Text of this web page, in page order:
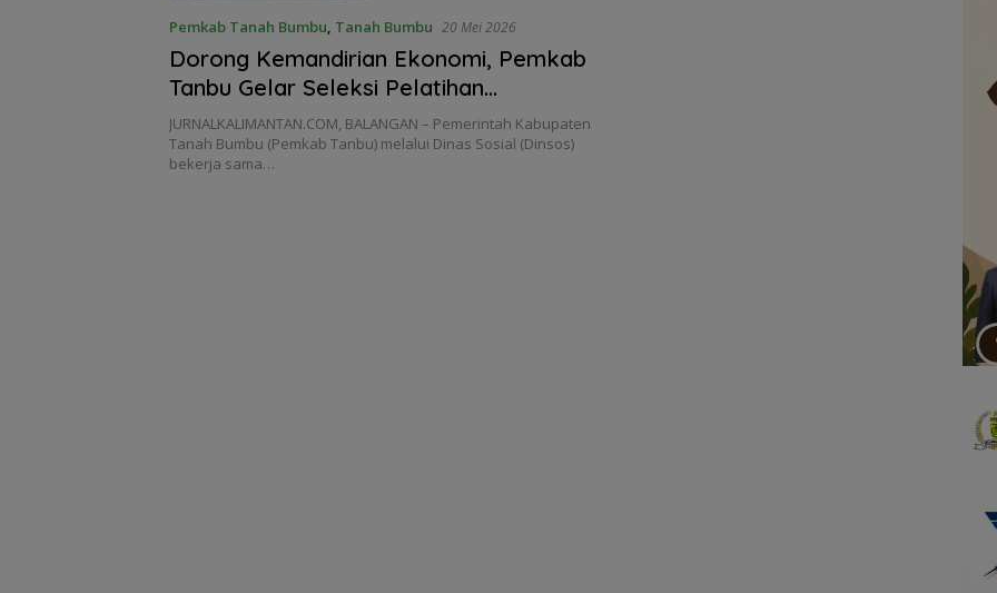
Pemkab Tanah Bumbu Tanah Bumbu 20 Mei 2026
Dorong Kemandirian Ekonomi, Pemkab
Tanbu Gelar Seleksi Pelatihan
Keterampilan
JURNALKALIMANTAN.COM, BALANGAN – Pemerintah Kabupaten
Tanah Bumbu (Pemkab Tanbu) melalui Dinas Sosial (Dinsos)
bekerja sama…